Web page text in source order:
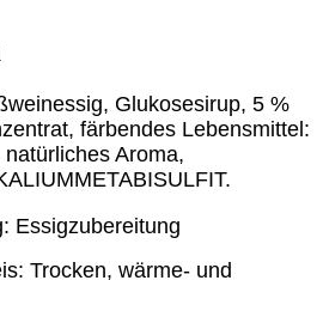
Glukosesirup, 5 %
färbendes Lebensmittel:
Aroma,
Essigzubereitung
Trocken, wärme- und